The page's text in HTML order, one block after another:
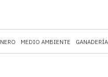
MEDIO AMBIENTE GANADERÍA